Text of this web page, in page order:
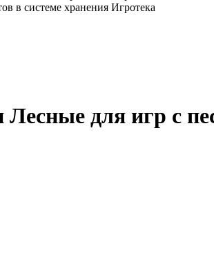
для игр с